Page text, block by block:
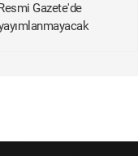
Gazete'de